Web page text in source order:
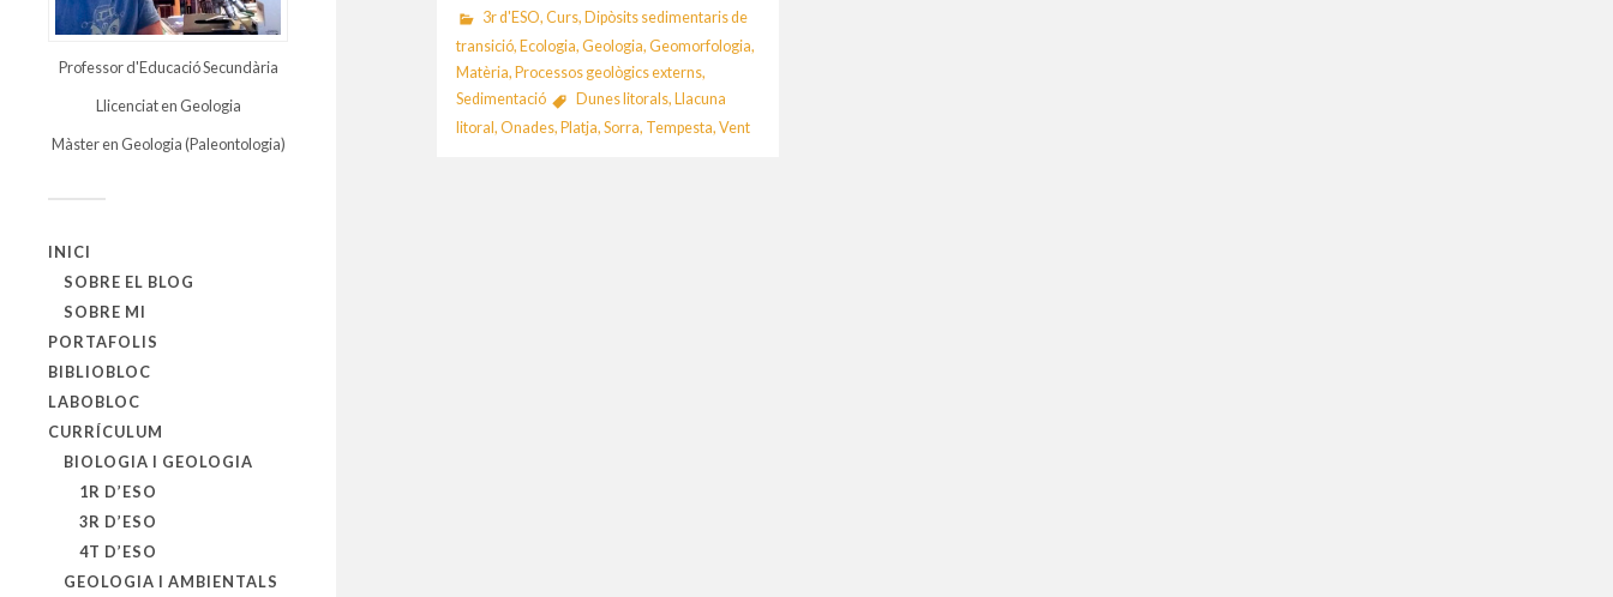
Professor d'Educació Secundària
Llicenciat en Geologia
Màster en Geologia (Paleontologia)
INICI
SOBRE EL BLOG
SOBRE MI
PORTAFOLIS
BIBLIOBLOC
LABOBLOC
CURRÍCULUM
BIOLOGIA I GEOLOGIA
1R D’ESO
3R D’ESO
4T D’ESO
GEOLOGIA I AMBIENTALS
3r d'ESO, Curs, Dipòsits sedimentaris de
transició,Ecologia,Geologia,Geomorfologia,
Matèria,Processos geològics externs,
Sedimentació
Dunes litorals, Llacuna
litoral,Onades,Platja,Sorra, Tempesta,Vent